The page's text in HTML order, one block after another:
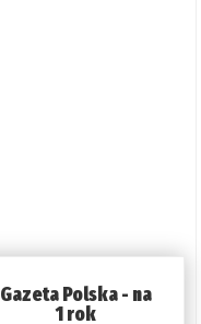
Gazeta Polska - na
1 rok